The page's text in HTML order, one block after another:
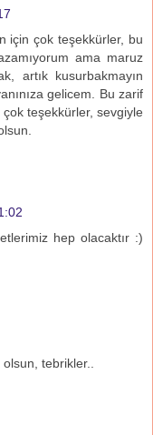
için çok teşekkürler, bu
ama maruz
artık kusurbakmayın
gelicem. Bu zarif
teşekkürler, sevgiyle
hep olacaktır :)
tebrikler..